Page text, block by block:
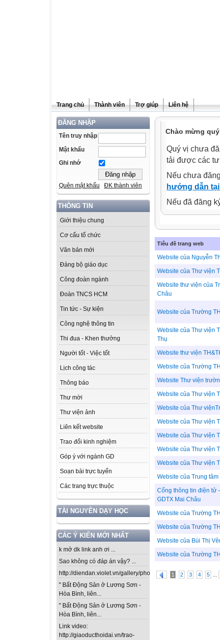
Trang chủ Thành viên Trợ giúp Liên hệ
ĐĂNG NHẬP
Tên truy nhập
Mật khẩu
Ghi nhớ
Quên mật khẩu ĐK thành viên
THÔNG TIN
Giới thiệu chung
Cơ cấu tổ chức
Văn bản mới
Đảng bộ giáo dục
Công đoàn ngành
Đoàn TNCS HCM
Tin tức - Sự kiện
Công nghệ thông tin
Thi đua - Khen thưởng
Người tốt - Việc tốt
Lịch công tác
Thông báo
Thư mời
Thư viện ảnh
Liên kết website
Trao đổi kinh nghiệm
Góp ý với ngành GD
Soạn bài trực tuyến
Các trang trực thuộc
TÀI NGUYÊN DẠY HỌC
CÁC Ý KIẾN MỚI NHẤT
k mở dk link anh ơi ...
Sao không có đáp án vậy? ...
http://diendan.violet.vn/gallery/photos/302...
" Bất Động Sản ở Lương Sơn -
Hòa Bình, liên...
" Bất Động Sản ở Lương Sơn -
Hòa Bình, liên...
Link video:
http://giaoducthoidai.vn/trao-
Chào mừng
Quý vị chưa
tải được các
Nếu chưa
hướng dẫn
Nếu đã đăng
Tiêu đề trang web
Website của Nguyễn
Website của Thư viện
Website thư viện của
Châu
Website của Trường
Website của Thư viện
Thụ
Website thư viện
Website của Trường
Website Thư viện
Website của Thư viện
Website của Thư
Website của Thư viện
Website của Thư viện
Website của Thư viện
Website của Thư viện
Website của Trung
Cổng thông tin điện tử
GDTX Mai Châu
Website của Trường
Website của Trường
Website của Bùi Thị
Website của Trường
1 2 3 4 5 ...